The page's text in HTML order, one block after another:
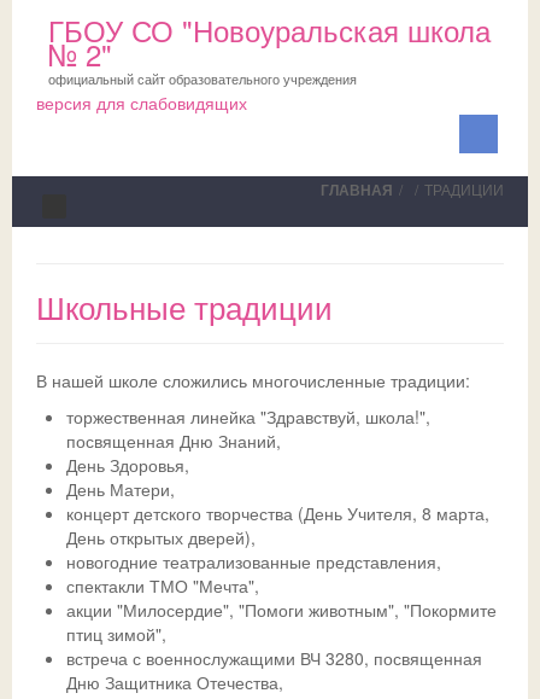
ГБОУ СО "Новоуральская школа
№ 2"
официальный сайт образовательного учреждения
версия для слабовидящих
Школа
Новости
Официально
СМИ о нас
Дни открытых дверей
Планы
Актуально
Исполнение законодательства
Общешкольные
Коллектив
Профсоюз
Доска почета
История
Традиции
Документы на ПМПК
Рекомендации ПМПК для целей ГИА
Медблок
Обучающимся
Трудовой отряд
Команда волонтеров
Совет обучающихся
Телефон доверия
ГИА-2026
Родителям
Школьная служба примирения
Безопасность детей в летний период
НОКО
Ссылки
ДИСТАНТ
СФЕРУМ - sferum.ru
ГЛАВНАЯ / / ТРАДИЦИИ
Школьные традиции
В нашей школе сложились многочисленные традиции:
торжественная линейка "Здравствуй, школа!",
посвященная Дню Знаний,
День Здоровья,
День Матери,
концерт детского творчества (День Учителя, 8 марта,
День открытых дверей),
новогодние театрализованные представления,
спектакли ТМО "Мечта",
акции "Милосердие", "Помоги животным", "Покормите
птиц зимой",
встреча с военнослужащими ВЧ 3280, посвященная
Дню Защитника Отечества,